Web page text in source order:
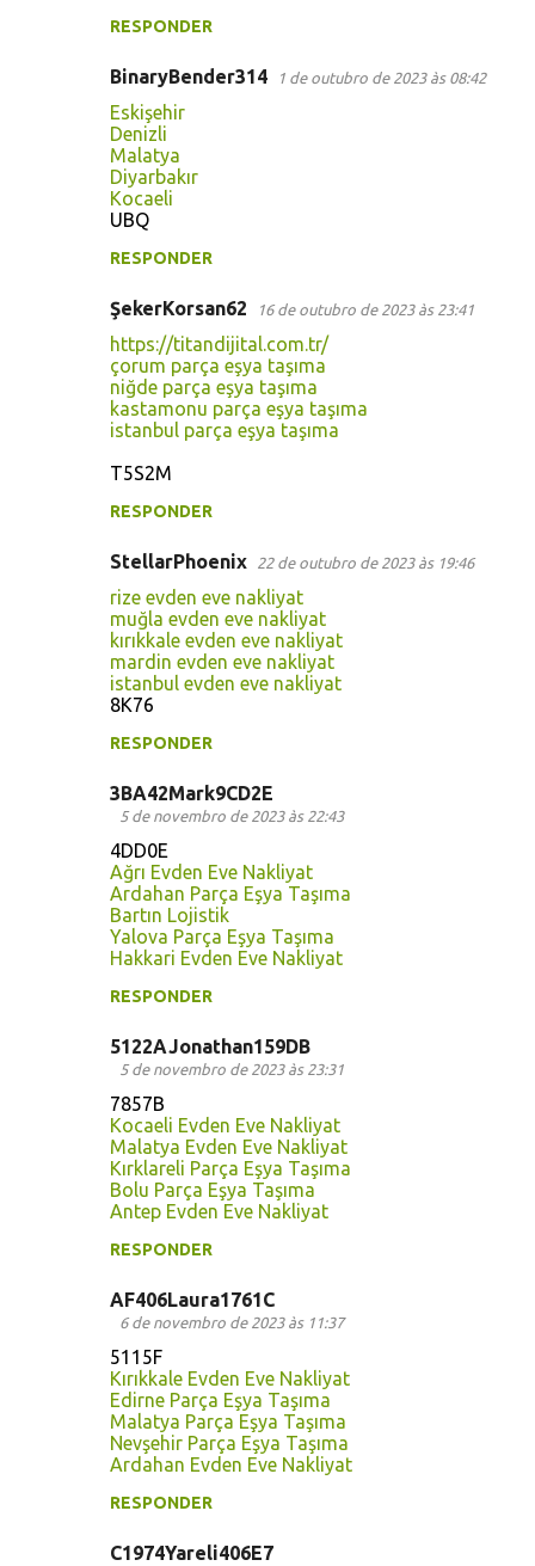
RESPONDER
BinaryBender314 1 de outubro de 2023 às 08:42
Eskişehir
Denizli
Malatya
Diyarbakır
Kocaeli
UBQ
RESPONDER
ŞekerKorsan62 16 de outubro de 2023 às 23:41
https://titandijital.com.tr/
çorum parça eşya taşıma
niğde parça eşya taşıma
kastamonu parça eşya taşıma
istanbul parça eşya taşıma
T5S2M
RESPONDER
StellarPhoenix 22 de outubro de 2023 às 19:46
rize evden eve nakliyat
muğla evden eve nakliyat
kırıkkale evden eve nakliyat
mardin evden eve nakliyat
istanbul evden eve nakliyat
8K76
RESPONDER
3BA42Mark9CD2E
5 de novembro de 2023 às 22:43
4DD0E
Ağrı Evden Eve Nakliyat
Ardahan Parça Eşya Taşıma
Bartın Lojistik
Yalova Parça Eşya Taşıma
Hakkari Evden Eve Nakliyat
RESPONDER
5122AJonathan159DB
5 de novembro de 2023 às 23:31
7857B
Kocaeli Evden Eve Nakliyat
Malatya Evden Eve Nakliyat
Kırklareli Parça Eşya Taşıma
Bolu Parça Eşya Taşıma
Antep Evden Eve Nakliyat
RESPONDER
AF406Laura1761C
6 de novembro de 2023 às 11:37
5115F
Kırıkkale Evden Eve Nakliyat
Edirne Parça Eşya Taşıma
Malatya Parça Eşya Taşıma
Nevşehir Parça Eşya Taşıma
Ardahan Evden Eve Nakliyat
RESPONDER
C1974Yareli406E7